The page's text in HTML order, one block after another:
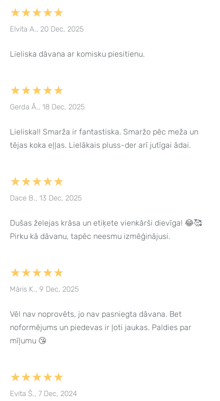
★★★★★
Elvita A., 20 Dec, 2025
Lieliska dāvana ar komisku piesitienu.
★★★★★
Gerda Ā., 18 Dec, 2025
Lieliska!! Smarža ir fantastiska. Smaržo pēc meža un
tējas koka eļļas. Lielākais pluss-der arī jutīgai ādai.
★★★★★
Dace B., 13 Dec, 2025
Dušas želejas krāsa un etiķete vienkārši dievīga! 😂🥰
Pirku kā dāvanu, tapēc neesmu izmēģinājusi.
★★★★★
Māris K., 9 Dec, 2025
Vēl nav noprovēts, jo nav pasniegta dāvana. Bet
noformējums un piedevas ir ļoti jaukas. Paldies par
mīļumu 😘
★★★★★
Evita Š., 7 Dec, 2024